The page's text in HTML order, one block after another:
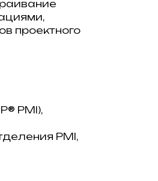
проектного
PMI),
PMI,